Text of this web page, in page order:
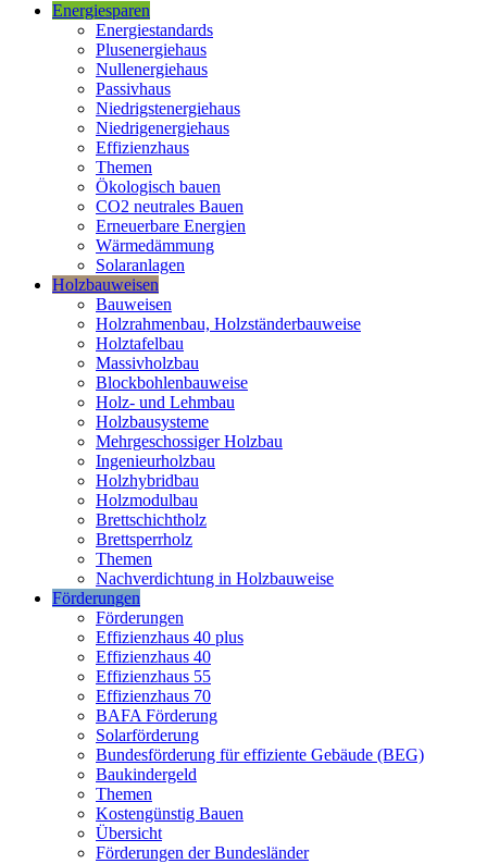
Energiesparen
Energiestandards
Plusenergiehaus
Nullenergiehaus
Passivhaus
Niedrigstenergiehaus
Niedrigenergiehaus
Effizienzhaus
Themen
Ökologisch bauen
CO2 neutrales Bauen
Erneuerbare Energien
Wärmedämmung
Solaranlagen
Holzbauweisen
Bauweisen
Holzrahmenbau, Holzständerbauweise
Holztafelbau
Massivholzbau
Blockbohlenbauweise
Holz- und Lehmbau
Holzbausysteme
Mehrgeschossiger Holzbau
Ingenieurholzbau
Holzhybridbau
Holzmodulbau
Brettschichtholz
Brettsperrholz
Themen
Nachverdichtung in Holzbauweise
Förderungen
Förderungen
Effizienzhaus 40 plus
Effizienzhaus 40
Effizienzhaus 55
Effizienzhaus 70
BAFA Förderung
Solarförderung
Bundesförderung für effiziente Gebäude (BEG)
Baukindergeld
Themen
Kostengünstig Bauen
Übersicht
Förderungen der Bundesländer